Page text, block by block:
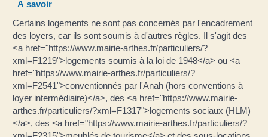
À savoir
Certains logements ne sont pas concernés par l'encadrement
des loyers, car ils sont soumis à d'autres règles. Il s'agit des
<a href="https://www.mairie-arthes.fr/particuliers/?
xml=F1219">logements soumis à la loi de 1948</a> ou <a
href="https://www.mairie-arthes.fr/particuliers/?
xml=F2541">conventionnés par l'Anah (hors conventions à
loyer intermédiaire)</a>, des <a href="https://www.mairie-
arthes.fr/particuliers/?xml=F1317">logements sociaux (HLM)
</a>, des <a href="https://www.mairie-arthes.fr/particuliers/?